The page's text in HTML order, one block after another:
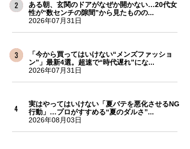
ある朝、玄関のドアがなぜか開かない…20代女
性が“数センチの隙間”から見たものの...
2026年07月31日
「今から買ってはいけない“メンズファッショ
ン”」最新4選。超速で“時代遅れ”にな...
2026年07月31日
実はやってはいけない「夏バテを悪化させるNG
行動」…プロがすすめる“夏のダルさ”...
2026年08月03日